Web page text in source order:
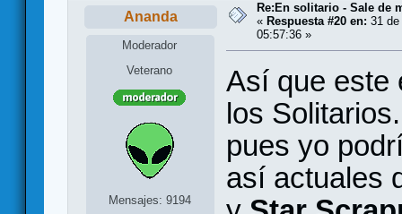
Ananda
Moderador
Veterano
Mensajes: 9194
Re:En solitario - Sale de
« Respuesta #20 en: 31
05:57:36 »
Así que este
los
pues yo
así actuales